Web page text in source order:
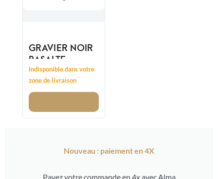
GRAVIER NOIR
BASALTE
14/20MM
CONCASSÉ
Indisponible dans votre
zone de livraison
Nouveau : paiement en 4X
Payez votre commande en 4x avec Alma